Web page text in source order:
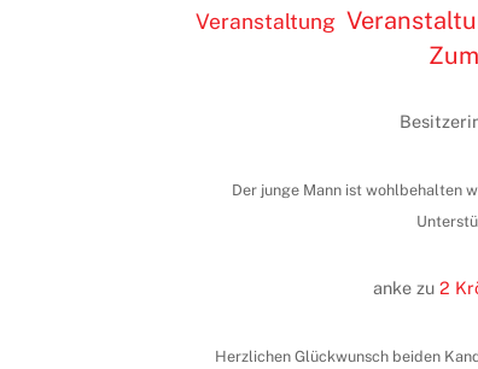
Veranstaltung
Der junge Mann ist wohlbehalten
ankezu 2
Herzlichen Glückwunsch beiden